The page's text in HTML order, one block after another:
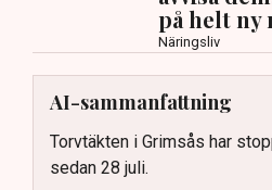
på helt ny
Näringsliv
AI-sammanfattning
Torvtäkten i Grimsås har
sedan 28 juli.